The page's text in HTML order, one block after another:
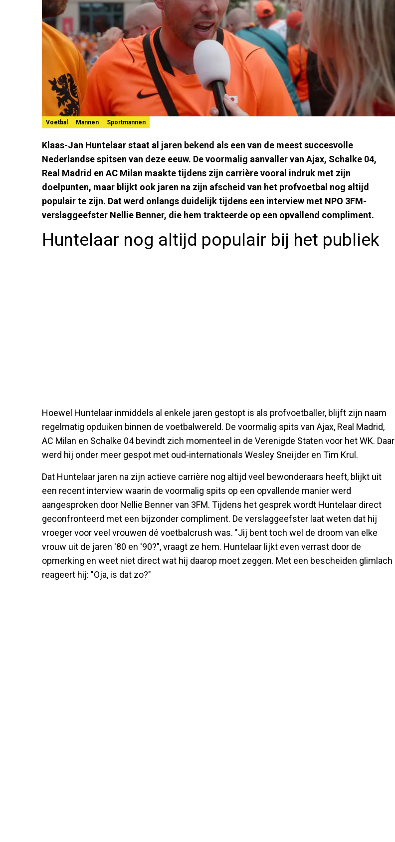
Voetbal Mannen Sportmannen
Klaas-Jan Huntelaar staat al jaren bekend als een van de meest succesvolle
Nederlandse spitsen van deze eeuw. De voormalig aanvaller van Ajax, Schalke 04,
Real Madrid en AC Milan maakte tijdens zijn carrière vooral indruk met zijn
doelpunten, maar blijkt ook jaren na zijn afscheid van het profvoetbal nog altijd
populair te zijn. Dat werd onlangs duidelijk tijdens een interview met NPO 3FM-
verslaggeefster Nellie Benner, die hem trakteerde op een opvallend compliment.
Huntelaar nog altijd populair bij het publiek
Hoewel Huntelaar inmiddels al enkele jaren gestopt is als profvoetballer, blijft zijn naam
regelmatig opduiken binnen de voetbalwereld. De voormalig spits van Ajax, Real Madrid,
AC Milan en Schalke 04 bevindt zich momenteel in de Verenigde Staten voor het WK. Daar
werd hij onder meer gespot met oud-internationals Wesley Sneijder en Tim Krul.
Dat Huntelaar jaren na zijn actieve carrière nog altijd veel bewonderaars heeft, blijkt uit
een recent interview waarin de voormalig spits op een opvallende manier werd
aangesproken door Nellie Benner van 3FM. Tijdens het gesprek wordt Huntelaar direct
geconfronteerd met een bijzonder compliment. De verslaggeefster laat weten dat hij
vroeger voor veel vrouwen dé voetbalcrush was. "Jij bent toch wel de droom van elke
vrouw uit de jaren '80 en '90?", vraagt ze hem. Huntelaar lijkt even verrast door de
opmerking en weet niet direct wat hij daarop moet zeggen. Met een bescheiden glimlach
reageert hij: "Oja, is dat zo?"